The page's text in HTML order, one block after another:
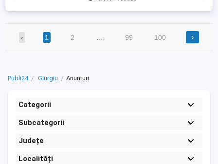
‹ 1 2 99 100 ›
Publi24 Giurgiu Anunturi
Categorii
Subcategorii
Județe
Localități